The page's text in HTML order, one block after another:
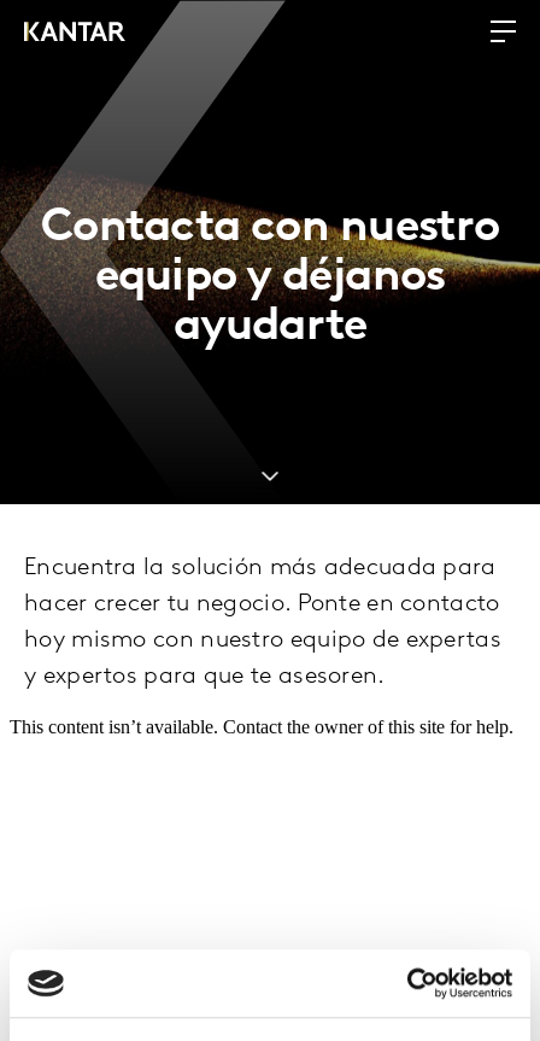
Contacta con nuestro
equipo y déjanos
ayudarte
Encuentra la solución más adecuada para
hacer crecer tu negocio. Ponte en contacto
hoy mismo con nuestro equipo de expertas
y expertos para que te asesoren.